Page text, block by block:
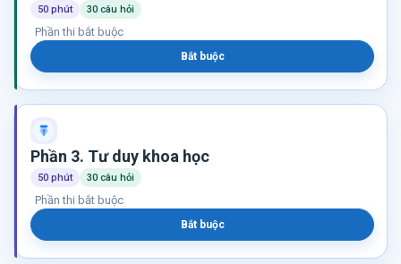
50 phút 30 câu hỏi
Phần thi bắt buộc
Bắt buộc
Phần 3. Tư duy khoa học
50 phút 30 câu hỏi
Phần thi bắt buộc
Bắt buộc